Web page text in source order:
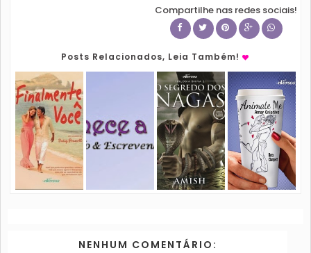
Compartilhe nas redes sociais!
Posts Relacionados, Leia Também!
NENHUM COMENTÁRIO: